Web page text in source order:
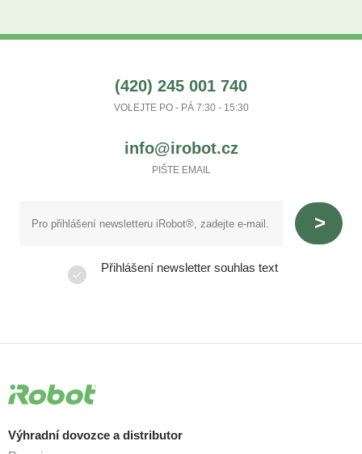
(420) 245 001 740
VOLEJTE PO - PÁ 7:30 - 15:30
info@irobot.cz
PIŠTE EMAIL
Přihlášení newsletter souhlas text
Výhradní dovozce a distributor